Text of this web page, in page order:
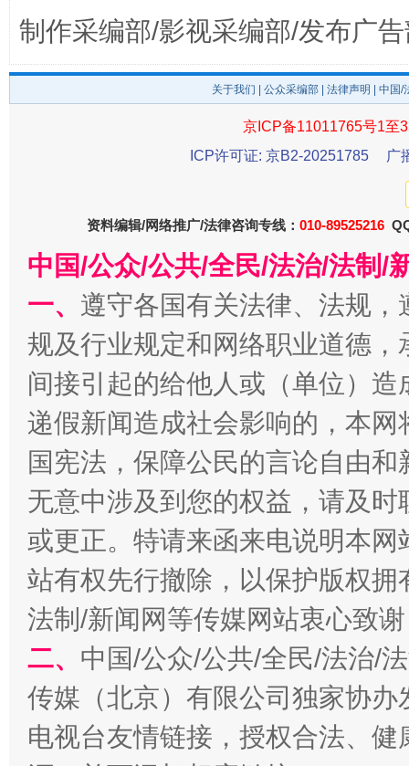
东山县通报“牛蛙产品抗生素超标问题” 法
千年窑火 生生不息
揭开“小金库”的免责幌子
制作采编部/影视采编部/发布广
关于我们 公众采编部 法律声明 | 中国
京ICP备11011765号1至
ICP许可证: 京B2-20251785
广
资料编辑/网络推广/法律咨询专线： 010-89525216
中国/公众/公共/全民/法治/法制/
一、 遵守各国有关法律、法规
规及行业规定和网络职业道德
间接引起的给他人或（单位）
递假新闻造成社会影响的，本
国宪法，保障公民的言论自由
无意中涉及到您的权益，请及
或更正。特请来函来电说明本
站有权先行撤除，以保护版权
法制/新闻网等传媒网站衷心致
二、 中国/公众/公共/全民/法治/
传媒（北京）有限公司独家协
电视台友情链接，授权合法、